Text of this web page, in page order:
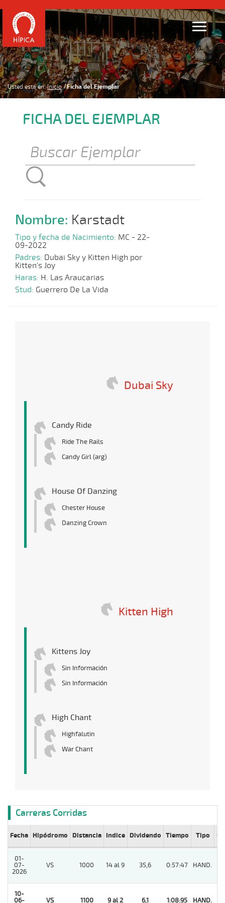
Usted está en: Inicio Ficha del Ejemplar
FICHA DEL EJEMPLAR
Nombre: Karstadt
Tipo y fecha de Nacimiento: MC - 22-
09-2022
Padres: Dubai Sky y Kitten High por
Kitten's Joy
Haras: H. Las Araucarias
Stud: Guerrero De La Vida
Dubai Sky
Candy Ride
Ride The Rails
Candy Girl (arg)
House Of Danzing
Chester House
Danzing Crown
Kitten High
Kittens Joy
Sin Información
Sin Información
High Chant
Highfalutin
War Chant
Carreras Corridas
Fecha Hipódromo Distancia Indice Dividendo Tiempo Tipo Lº
01-
07-
2026
VS 1000 14 al 9 35,6 0:57:47 HAND.
10-
06-
VS 1100 9 al 2 6,1 1:08:95 HAND.